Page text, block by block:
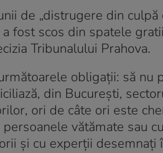
de „distrugere din culpă
fost scos din spatele
Tribunalului Prahova.
obligaţii: să nu
din Bucureşti,
ori de câte ori este
vătămate sau
şi cu experţii desemnaţi